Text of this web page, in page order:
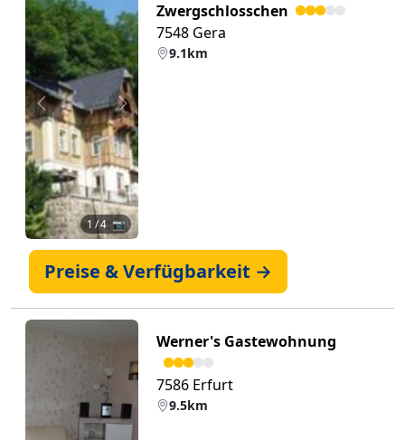
Zurück Weiter
1 / 4 📷
Zwergschlosschen
7548 Gera
9.1km
Preise & Verfügbarkeit →
Werner's Gastewohnung
7586 Erfurt
9.5km